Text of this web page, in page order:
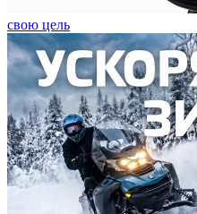
свою цель